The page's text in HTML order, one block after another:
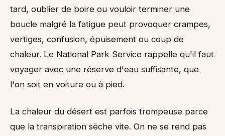
tard, oublier de boire ou vouloir terminer une
boucle malgré la fatigue peut provoquer crampes,
vertiges, confusion, épuisement ou coup de
chaleur. Le National Park Service rappelle qu'il faut
voyager avec une réserve d'eau suffisante, que
l'on soit en voiture ou à pied.
La chaleur du désert est parfois trompeuse parce
que la transpiration sèche vite. On ne se rend pas